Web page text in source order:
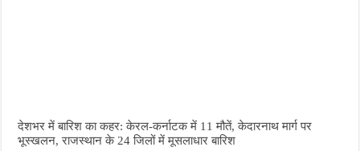
देशभर में बारिश का कहर: केरल-कर्नाटक में 11 मौतें, केदारनाथ मार्ग पर
भूस्खलन, राजस्थान के 24 जिलों में मूसलाधार बारिश